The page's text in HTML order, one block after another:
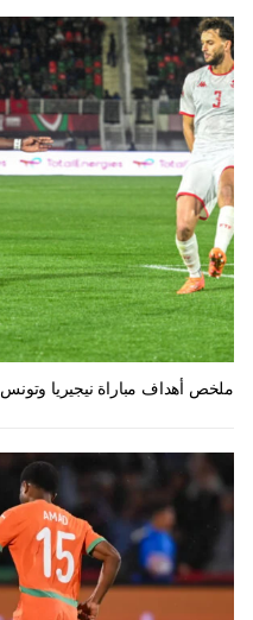
ملخص أهداف مباراة نيجيريا وتونس